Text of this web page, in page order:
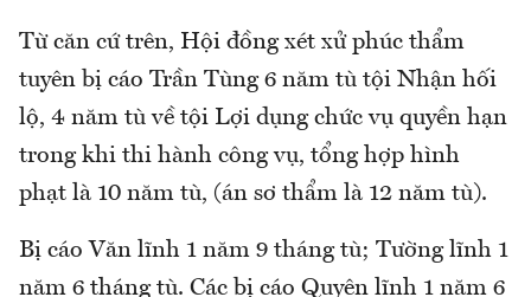
Từ căn cứ trên, Hội đồng xét xử phúc thẩm
tuyên bị cáo Trần Tùng 6 năm tù tội Nhận hối
lộ, 4 năm tù về tội Lợi dụng chức vụ quyền hạn
trong khi thi hành công vụ, tổng hợp hình
phạt là 10 năm tù, (án sơ thẩm là 12 năm tù).
Bị cáo Văn lĩnh 1 năm 9 tháng tù; Tường lĩnh 1
năm 6 tháng tù. Các bị cáo Quyên lĩnh 1 năm 6